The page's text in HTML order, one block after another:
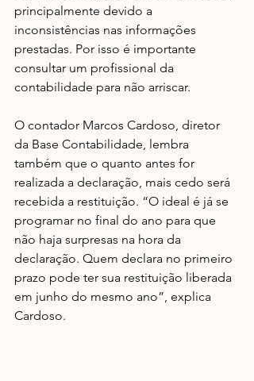
principalmente devido a
inconsistências nas informações
prestadas. Por isso é importante
consultar um profissional da
contabilidade para não arriscar.
O contador Marcos Cardoso, diretor
da Base Contabilidade, lembra
também que o quanto antes for
realizada a declaração, mais cedo será
recebida a restituição. “O ideal é já se
programar no final do ano para que
não haja surpresas na hora da
declaração. Quem declara no primeiro
prazo pode ter sua restituição liberada
em junho do mesmo ano”, explica
Cardoso.